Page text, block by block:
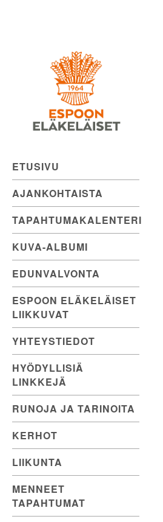
Espoon
Eläkeläiset
ry
menoa.
ETUSIVU
AJANKOHTAISTA
TAPAHTUMAKALENTERI
KUVA-ALBUMI
EDUNVALVONTA
ESPOON ELÄKELÄISET
LIIKKUVAT
YHTEYSTIEDOT
HYÖDYLLISIÄ
LINKKEJÄ
RUNOJA JA TARINOITA
KERHOT
LIIKUNTA
MENNEET
TAPAHTUMAT